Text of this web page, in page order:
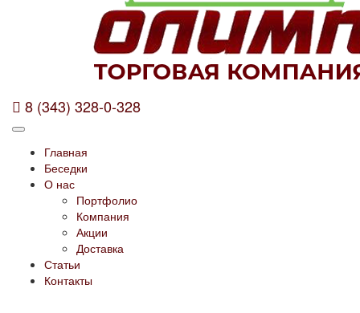
8 (343) 328-0-328
Главная
Беседки
О нас
Портфолио
Компания
Акции
Доставка
Статьи
Контакты